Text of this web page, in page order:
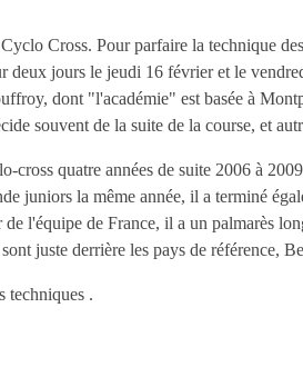
Cross. Pour parfaire la technique
deux jours le jeudi 16 février et le
dont "l'académie" est basée à
souvent de la suite de la course, et
quatre années de suite 2006 à
juniors la même année, il a terminé
l'équipe de France, il a un palmarès
juste derrière les pays de référence,
techniques .